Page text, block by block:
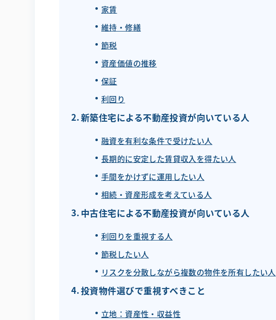
家賃
維持・修繕
節税
資産価値の推移
保証
利回り
新築住宅による不動産投資が向いている人
融資を有利な条件で受けたい人
長期的に安定した賃貸収入を得たい人
手間をかけずに運用したい人
相続・資産形成を考えている人
中古住宅による不動産投資が向いている人
利回りを重視する人
節税したい人
リスクを分散しながら複数の物件を所有したい人
投資物件選びで重視すべきこと
立地：資産性・収益性